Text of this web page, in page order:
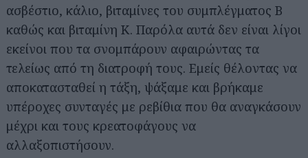
ασβέστιο, κάλιο, βιταμίνες του συμπλέγματος Β
καθώς και βιταμίνη Κ. Παρόλα αυτά δεν είναι λίγοι
εκείνοι που τα σνομπάρουν αφαιρώντας τα
τελείως από τη διατροφή τους. Εμείς θέλοντας να
αποκατασταθεί η τάξη, ψάξαμε και βρήκαμε
υπέροχες συνταγές με ρεβίθια που θα αναγκάσουν
μέχρι και τους κρεατοφάγους να
αλλαξοπιστήσουν.